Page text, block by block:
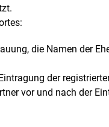
die Namen der
der
vor und nach der